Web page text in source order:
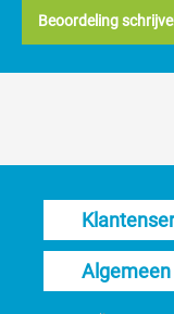
Beoordeling
Algemeen